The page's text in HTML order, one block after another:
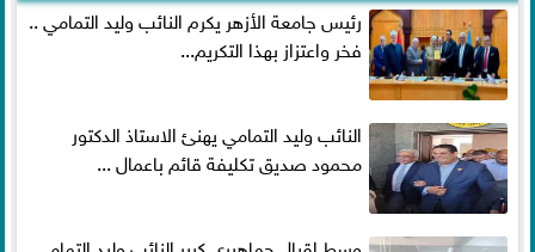
رئيس جامعة الأزهر يكرم النائب وليد التمامي ..
فخر واعتزاز بهذا التكريم...
النائب وليد التمامي يهنئ الاستاذ الدكتور
محمود صديق تكليفة قائم باعمال ...